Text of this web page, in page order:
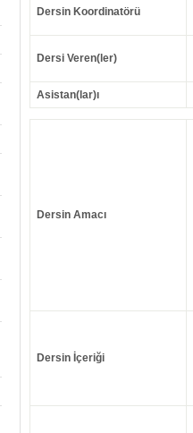
Dersin Koordinatörü
Dersi Veren(ler)
Asistan(lar)ı
Dersin Amacı
Dersin İçeriği